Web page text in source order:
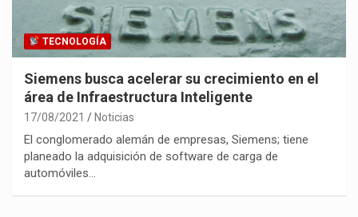
TECNOLOGÍA
Siemens busca acelerar su crecimiento en el
área de Infraestructura Inteligente
17/08/2021 Noticias
El conglomerado alemán de empresas, Siemens; tiene
planeado la adquisición de software de carga de
automóviles…